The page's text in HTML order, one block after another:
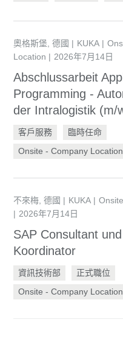
奧格斯堡, 德國 KUKA
Location
2026年7月14日
Abschlussarbeit
Programming -
der Intralogistik (m/
客戶服務
臨時任命
Onsite - Company Location
不來梅, 德國 KUKA
2026年7月14日
SAP Consultant
Koordinator
資訊技術部
正式職位
Onsite - Company Location